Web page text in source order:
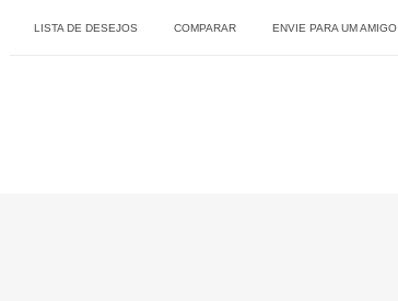
LISTA DE DESEJOS COMPARAR ENVIE PARA UM AMIGO